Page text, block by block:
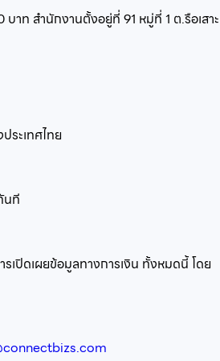
บาท สำนักงานตั้งอยู่ที่ 91 หมู่ที่ 1 ต.รือเสาะ
ะเทศไทย
นที
ปิดเผยข้อมูลทางการเงิน ทั้งหมดนี้ โดย